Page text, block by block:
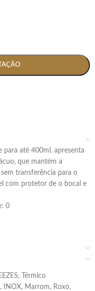
que mantém a
transferência para o
com protetor de o bocal e
0
,
Térmico
, INOX, Marrom, Roxo,